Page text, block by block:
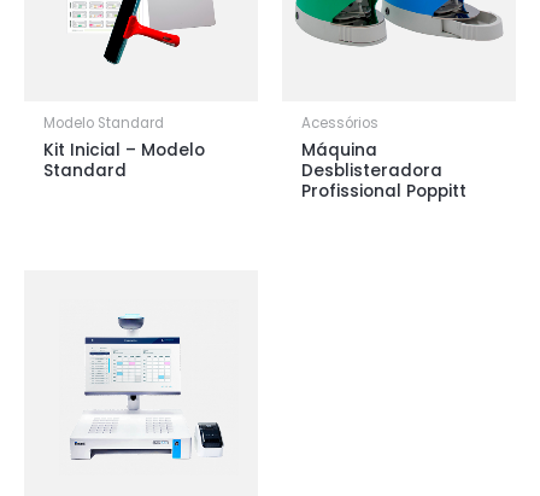
Modelo Standard
Kit Inicial – Modelo
Standard
Acessórios
Máquina
Desblisteradora
Profissional Poppitt